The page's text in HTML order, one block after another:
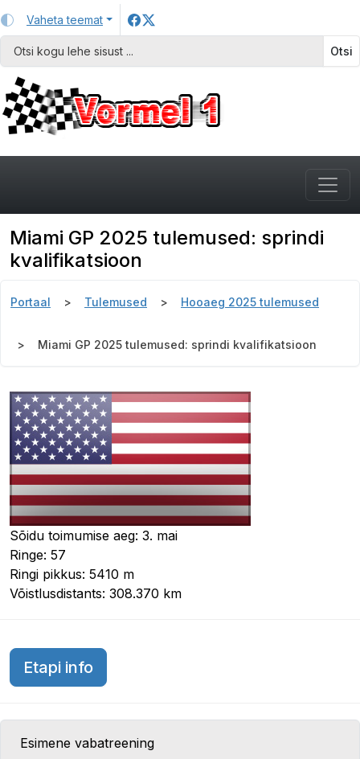
Vaheta teemat
Otsi
Miami GP 2025 tulemused: sprindi
kvalifikatsioon
Portaal Tulemused Hooaeg 2025 tulemused
Miami GP 2025 tulemused: sprindi kvalifikatsioon
Sõidu toimumise aeg: 3. mai
Ringe: 57
Ringi pikkus: 5410 m
Võistlusdistants: 308.370 km
Etapi infoMiami GP 2025
Esimene vabatreening